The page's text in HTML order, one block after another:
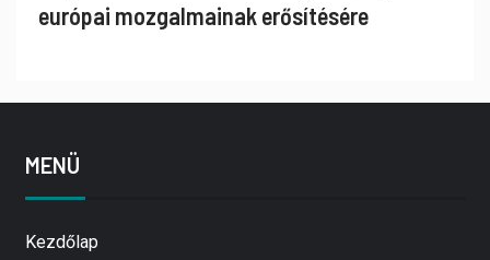
európai mozgalmainak erősítésére
MENÜ
Kezdőlap